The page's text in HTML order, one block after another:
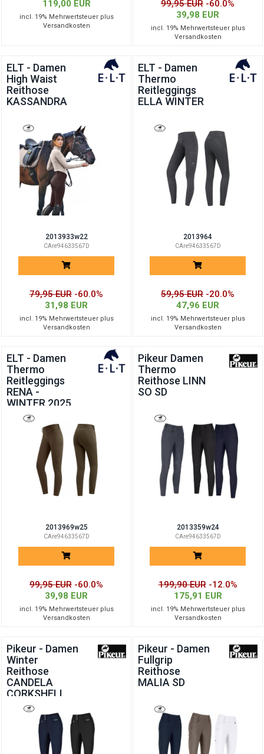
119,00 EUR
incl. 19% Mehrwertsteuer plus
Versandkosten
99,95 EUR -60.0%
39,98 EUR
incl. 19% Mehrwertsteuer plus
Versandkosten
ELT - Damen
High Waist
Reithose
KASSANDRA
2013933w22
CAre94633567D
79,95 EUR -60.0%
31,98 EUR
incl. 19% Mehrwertsteuer plus
Versandkosten
ELT - Damen
Thermo
Reitleggings
ELLA WINTER
2013964
CAre94633567D
59,95 EUR -20.0%
47,96 EUR
incl. 19% Mehrwertsteuer plus
Versandkosten
ELT - Damen
Thermo
Reitleggings
RENA -
WINTER 2025
2013969w25
CAre94633567D
99,95 EUR -60.0%
39,98 EUR
incl. 19% Mehrwertsteuer plus
Versandkosten
Pikeur Damen
Thermo
Reithose LINN
SO SD
2013359w24
CAre94633567D
199,90 EUR -12.0%
175,91 EUR
incl. 19% Mehrwertsteuer plus
Versandkosten
Pikeur - Damen
Winter
Reithose
CANDELA
CORKSHELL
FFL
Pikeur - Damen
Fullgrip
Reithose
MALIA SD